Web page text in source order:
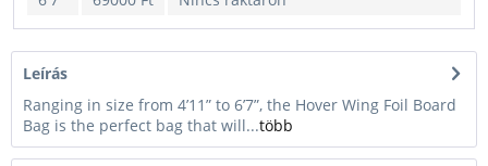
Leírás
Ranging in size from 4’11” to 6’7”, the Hover Wing Foil Board
Bag is the perfect bag that will...több